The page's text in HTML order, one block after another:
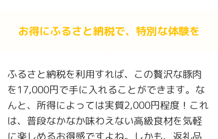
お得にふるさと納税で、特別な体験を
ふるさと納税を利用すれば、この贅沢な豚肉
を17,000円で手に入れることができます。な
んと、所得によっては実質2,000円程度！これ
は、普段なかなか味わえない高級食材を気軽
に楽しめるお得感ですよね。しかも、返礼品